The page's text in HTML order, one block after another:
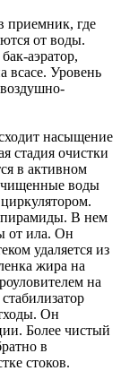
приемник, где
от воды.
аэратор,
всасе. Уровень
насыщение
стадия очистки
в активном
воды
пирамиды. В нем
от ила. Он
удаляется из
жира на
на
Он
Более чистый
в
стоков.